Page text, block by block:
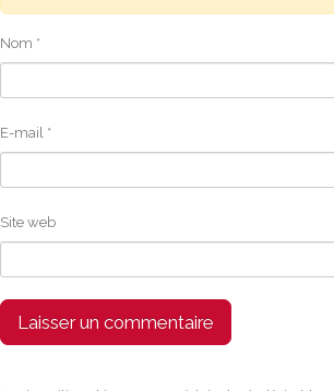
Nom *
E-mail *
Site web